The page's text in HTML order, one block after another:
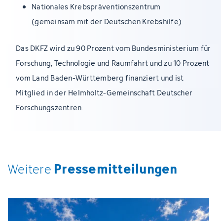
Nationales Krebspräventionszentrum
(gemeinsam mit der Deutschen Krebshilfe)
Das DKFZ wird zu 90 Prozent vom Bundesministerium für
Forschung, Technologie und Raumfahrt und zu 10 Prozent
vom Land Baden-Württemberg finanziert und ist
Mitglied in der Helmholtz-Gemeinschaft Deutscher
Forschungszentren.
Weitere Pressemitteilungen